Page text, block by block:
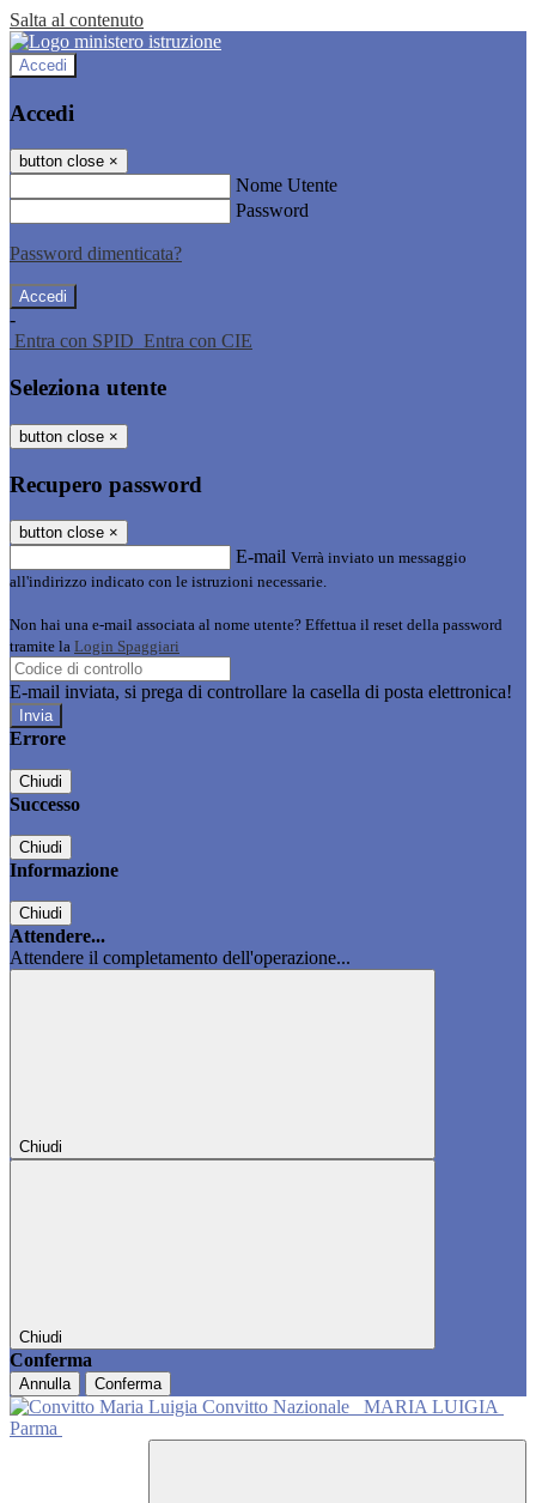
Salta al contenuto
Accedi
Accedi
button close ×
Nome Utente
Password
Password dimenticata?
-
Entra con SPID Entra con CIE
Seleziona utente
button close ×
Recupero password
button close ×
E-mail Verrà inviato un messaggio
all'indirizzo indicato con le istruzioni necessarie.
Non hai una e-mail associata al nome utente? Effettua il reset della password
tramite la Login Spaggiari
E-mail inviata, si prega di controllare la casella di posta elettronica!
Errore
Chiudi
Successo
Chiudi
Informazione
Chiudi
Attendere...
Attendere il completamento dell'operazione...
Chiudi
Chiudi
Conferma
Annulla Conferma
Convitto Nazionale
MARIA LUIGIA
Parma